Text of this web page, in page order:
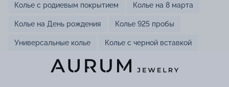
Колье с родиевым покрытием Колье на 8 марта
Колье на День рождения Колье 925 пробы
Универсальные колье Колье с черной вставкой